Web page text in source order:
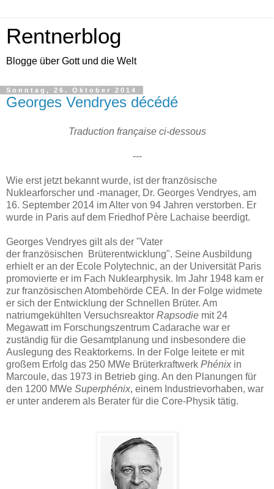
Rentnerblog
Blogge über Gott und die Welt
Sonntag, 26. Oktober 2014
Georges Vendryes décédé
Traduction française ci-dessous
---
Wie erst jetzt bekannt wurde, ist der französische
Nuklearforscher und -manager, Dr. Georges Vendryes, am
16. September 2014 im Alter von 94 Jahren verstorben. Er
wurde in Paris auf dem Friedhof Père Lachaise beerdigt.
Georges Vendryes gilt als der "Vater
der französischen Brüterentwicklung". Seine Ausbildung
erhielt er an der Ecole Polytechnic, an der Universität Paris
promovierte er im Fach Nuklearphysik. Im Jahr 1948 kam er
zur französischen Atombehörde CEA. In der Folge widmete
er sich der Entwicklung der Schnellen Brüter. Am
natriumgekühlten Versuchsreaktor Rapsodie mit 24
Megawatt im Forschungszentrum Cadarache war er
zuständig für die Gesamtplanung und insbesondere die
Auslegung des Reaktorkerns. In der Folge leitete er mit
großem Erfolg das 250 MWe Brüterkraftwerk Phénix in
Marcoule, das 1973 in Betrieb ging. An den Planungen für
den 1200 MWe Superphénix, einem Industrievorhaben, war
er unter anderem als Berater für die Core-Physik tätig.